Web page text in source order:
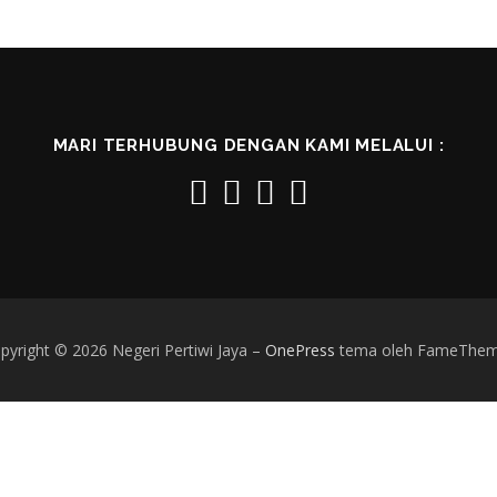
MARI TERHUBUNG DENGAN KAMI MELALUI :
© 2026 Negeri Pertiwi Jaya – OnePress tema oleh